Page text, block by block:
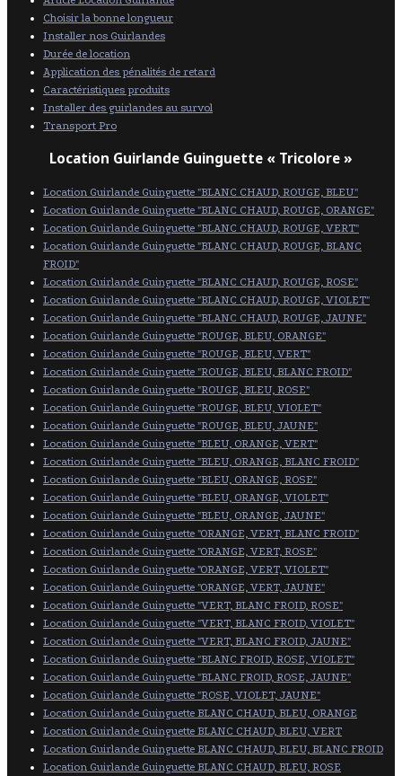
Choisir la bonne longueur
Installer nos Guirlandes
Durée de location
Application des pénalités de retard
Caractéristiques produits
Installer des guirlandes au survol
Transport Pro
Location Guirlande Guinguette « Tricolore »
Location Guirlande Guinguette "BLANC CHAUD, ROUGE, BLEU"
Location Guirlande Guinguette "BLANC CHAUD, ROUGE, ORANGE"
Location Guirlande Guinguette "BLANC CHAUD, ROUGE, VERT"
Location Guirlande Guinguette "BLANC CHAUD, ROUGE, BLANC
FROID"
Location Guirlande Guinguette "BLANC CHAUD, ROUGE, ROSE"
Location Guirlande Guinguette "BLANC CHAUD, ROUGE, VIOLET"
Location Guirlande Guinguette "BLANC CHAUD, ROUGE, JAUNE"
Location Guirlande Guinguette "ROUGE, BLEU, ORANGE"
Location Guirlande Guinguette "ROUGE, BLEU, VERT"
Location Guirlande Guinguette "ROUGE, BLEU, BLANC FROID"
Location Guirlande Guinguette "ROUGE, BLEU, ROSE"
Location Guirlande Guinguette "ROUGE, BLEU, VIOLET"
Location Guirlande Guinguette "ROUGE, BLEU, JAUNE"
Location Guirlande Guinguette "BLEU, ORANGE, VERT"
Location Guirlande Guinguette "BLEU, ORANGE, BLANC FROID"
Location Guirlande Guinguette "BLEU, ORANGE, ROSE"
Location Guirlande Guinguette "BLEU, ORANGE, VIOLET"
Location Guirlande Guinguette "BLEU, ORANGE, JAUNE"
Location Guirlande Guinguette "ORANGE, VERT, BLANC FROID"
Location Guirlande Guinguette "ORANGE, VERT, ROSE"
Location Guirlande Guinguette "ORANGE, VERT, VIOLET"
Location Guirlande Guinguette "ORANGE, VERT, JAUNE"
Location Guirlande Guinguette "VERT, BLANC FROID, ROSE"
Location Guirlande Guinguette "VERT, BLANC FROID, VIOLET"
Location Guirlande Guinguette "VERT, BLANC FROID, JAUNE"
Location Guirlande Guinguette "BLANC FROID, ROSE, VIOLET"
Location Guirlande Guinguette "BLANC FROID, ROSE, JAUNE"
Location Guirlande Guinguette "ROSE, VIOLET, JAUNE"
Location Guirlande Guinguette BLANC CHAUD, BLEU, ORANGE
Location Guirlande Guinguette BLANC CHAUD, BLEU, VERT
Location Guirlande Guinguette BLANC CHAUD, BLEU, BLANC FROID
Location Guirlande Guinguette BLANC CHAUD, BLEU, ROSE